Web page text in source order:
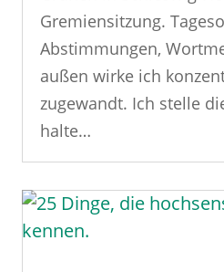
Gremiensitzung.
Abstimmungen,
außen wirke ich
zugewandt. Ich stelle
halte…